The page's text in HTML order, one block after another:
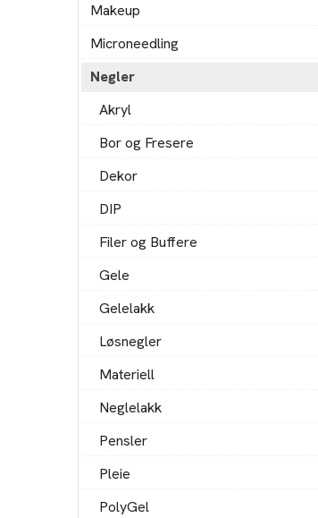
Makeup
Microneedling
Negler
Akryl
Bor og Fresere
Dekor
DIP
Filer og Buffere
Gele
Gelelakk
Løsnegler
Materiell
Neglelakk
Pensler
Pleie
PolyGel